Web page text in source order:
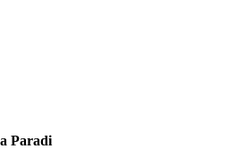
Paradi